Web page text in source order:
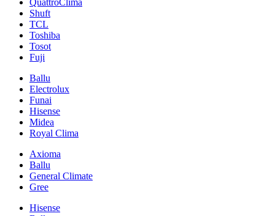
Shuft
TCL
Toshiba
Tosot
Fuji
Ballu
Electrolux
Funai
Hisense
Midea
Royal Clima
Axioma
Ballu
General Climate
Gree
Hisense